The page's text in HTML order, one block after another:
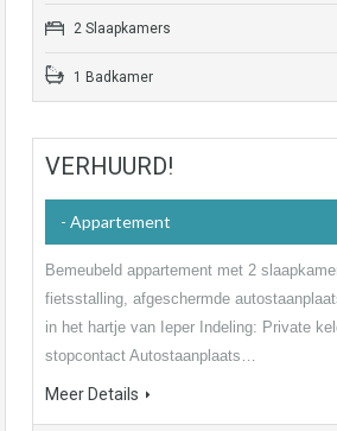
2 Slaapkamers
1 Badkamer
VERHUURD!
- Appartement
Bemeubeld appartement met 2
fietsstalling, afgeschermde
in het hartje van Ieper Indeling: Private
stopcontact Autostaanplaats…
Meer Details